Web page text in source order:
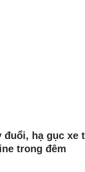
đuổi, hạ gục xe
trong đêm